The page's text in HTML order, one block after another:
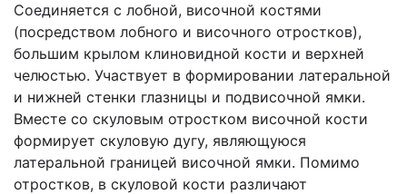
Соединяется с лобной, височной костями
(посредством лобного и височного отростков),
большим крылом клиновидной кости и верхней
челюстью. Участвует в формировании латеральной
и нижней стенки глазницы и подвисочной ямки.
Вместе со скуловым отростком височной кости
формирует скуловую дугу, являющуюся
латеральной границей височной ямки. Помимо
отростков, в скуловой кости различают